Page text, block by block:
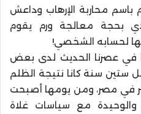
باسم محاربة الإرهاب وداعش
بحجة معالجة ورم يقوم
لحسابه الشخصي!
في عصرنا الحديث لدى بعض
ستين سنة كانا نتيجة الظلم
في مصر، ومن يومها أصبحت
والوحيدة مع سياسات غلاة